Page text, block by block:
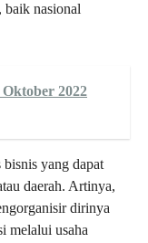
nasional
2022
yang dapat
daerah. Artinya,
dirinya
melalui usaha